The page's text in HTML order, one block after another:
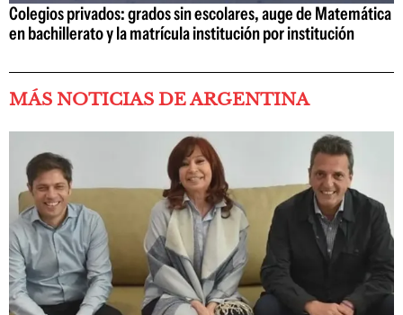
Colegios privados: grados sin escolares, auge de Matemática
en bachillerato y la matrícula institución por institución
MÁS NOTICIAS DE ARGENTINA